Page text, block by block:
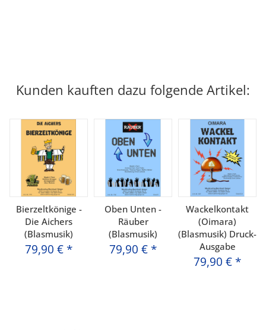
Kunden kauften dazu folgende Artikel:
Bierzeltkönige -
Die Aichers
(Blasmusik)
79,90 € *
Oben Unten -
Räuber
(Blasmusik)
79,90 € *
Wackelkontakt
(Oimara)
(Blasmusik) Druck-
Ausgabe
79,90 € *